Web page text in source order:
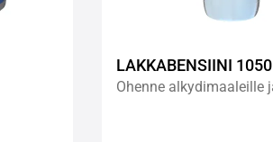
LAKKABENSIINI 1050
Ohenne alkydimaaleille